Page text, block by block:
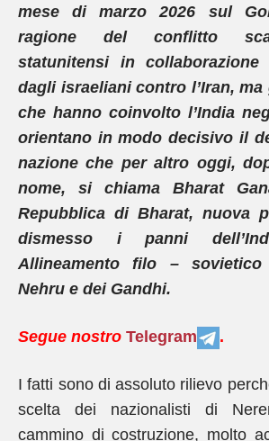
mese di marzo 2026 sul
ragione del conflitto
statunitensi in
dagli israeliani contro l’Iran,
che hanno coinvolto l’India
orientano in modo decisivo il
nazione che per altro oggi,
nome, si chiama Bharat
Repubblica di Bharat, nuova
dismesso i panni
Allineamento filo –
Nehru e dei Gandhi.
Segue nostro Telegram .
I fatti sono di assoluto rilievo
scelta dei nazionalisti di
cammino di costruzione, molto